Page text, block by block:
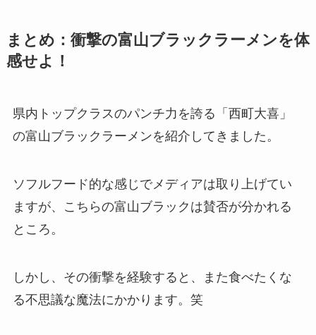
まとめ：衝撃の富山ブラックラーメンを体
感せよ！
県内トップクラスのパンチ力を誇る「西町大喜」
の富山ブラックラーメンを紹介してきました。
ソフルフード的な感じでメディアは取り上げてい
ますが、こちらの富山ブラックは賛否が分かれる
ところ。
しかし、その衝撃を経験すると、また食べたくな
る不思議な魔法にかかります。笑